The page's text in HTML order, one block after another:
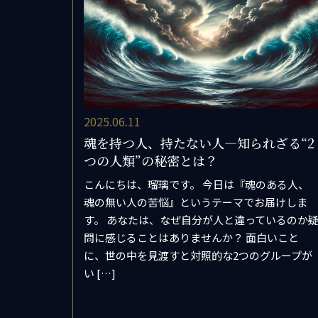
2025.06.11
魂を持つ人、持たない人―知られざる“2
つの人類”の秘密とは？
こんにちは、瑠璃です。 今日は『魂のある人、
魂の無い人の苦悩』というテーマでお届けしま
す。 あなたは、なぜ自分が人と違っているのか疑
問に感じることはありませんか？ 面白いこと
に、世の中を見渡すと対照的な2つのグループが
い […]